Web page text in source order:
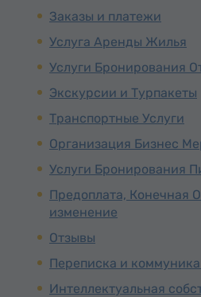
Заказы и платежи
Услуга Аренды Жилья
Услуги Бронирования
Экскурсии и Турпакеты
Транспортные Услуги
Организация Бизнес
Услуги Бронирования
Предоплата, Конечная
изменение
Отзывы
Переписка и
Интеллектуальная